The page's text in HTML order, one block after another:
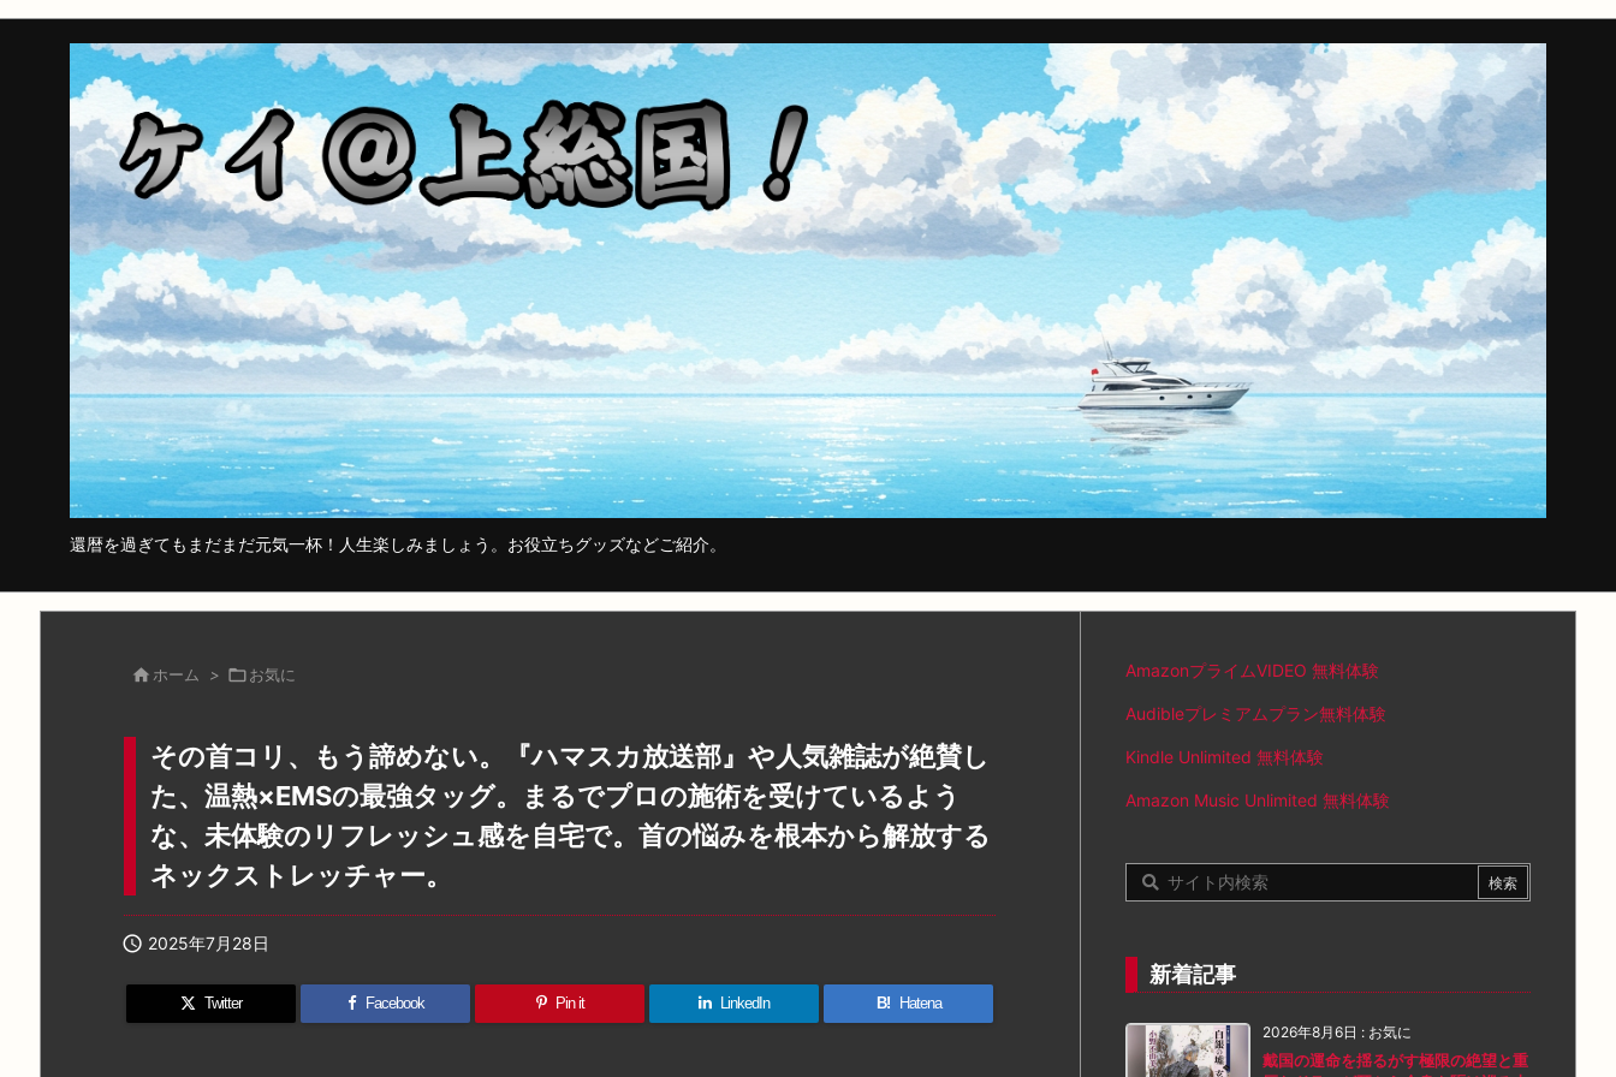
還暦を過ぎてもまだまだ元気一杯！人生楽しみましょう。お役立ちグッズなどご紹介。
 ホーム > お気に
その首コリ、もう諦めない。『ハマスカ放送部』や人気雑誌が絶賛し
た、温熱×EMSの最強タッグ。まるでプロの施術を受けているよう
な、未体験のリフレッシュ感を自宅で。首の悩みを根本から解放する
ネックストレッチャー。
 2025年7月28日
Twitter Facebook Pin it LinkedIn B! Hatena
AmazonプライムVIDEO 無料体験
Audibleプレミアムプラン無料体験
Kindle Unlimited 無料体験
Amazon Music Unlimited 無料体験
新着記事
2026年8月6日 : お気に
戴国の運命を揺るがす極限の絶望と重